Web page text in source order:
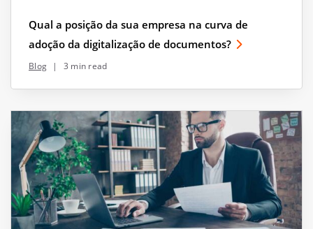
Qual a posição da sua empresa na curva de
adoção da digitalização de documentos?
Blog | 3 min read